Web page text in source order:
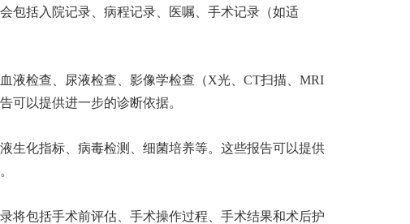
包括入院记录、病程记录、医嘱、手术记录（如适
液检查、尿液检查、影像学检查（X光、CT扫描、MRI
可以提供进一步的诊断依据。
生化指标、病毒检测、细菌培养等。这些报告可以提供
将包括手术前评估、手术操作过程、手术结果和术后护